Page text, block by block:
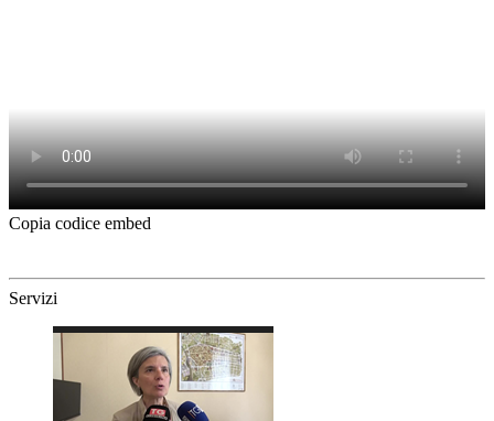
Copia codice embed
Servizi